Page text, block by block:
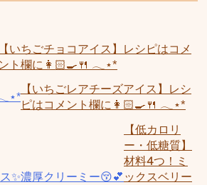
【いちごチョコアイス】レシピはコメ
ント欄に👩🏻‍🍳🍴 𓂃⋆*
【いちごレアチーズアイス】レシ
ピはコメント欄に👩🏻‍🍳🍴 𓂃⋆*
【低カロリ
ー・低糖質】
材料4つ！ミ
ックスベリー